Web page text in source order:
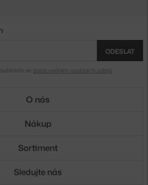
ODESLAT
se zpracováním osobních údajů
O nás
Nákup
Sortiment
Sledujte nás